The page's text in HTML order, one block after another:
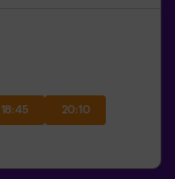
18:45 20:10